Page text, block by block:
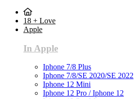
18 + Love
Apple
In Apple
Iphone 7/8 Plus
Iphone 7/8/SE 2020/SE 2022
Iphone 12 Mini
Iphone 12 Pro / Iphone 12